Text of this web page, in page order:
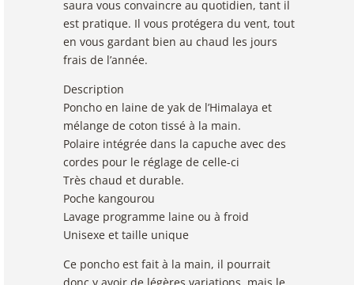
saura vous convaincre au quotidien, tant il
est pratique. Il vous protégera du vent, tout
en vous gardant bien au chaud les jours
frais de l’année.
Description
Poncho en laine de yak de l’Himalaya et
mélange de coton tissé à la main.
Polaire intégrée dans la capuche avec des
cordes pour le réglage de celle-ci
Très chaud et durable.
Poche kangourou
Lavage programme laine ou à froid
Unisexe et taille unique
Ce poncho est fait à la main, il pourrait